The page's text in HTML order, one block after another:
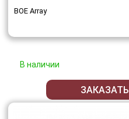
BOE Array
В наличии
ЗАКАЗАТЬ